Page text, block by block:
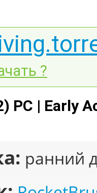
?
PC | Early
ранний